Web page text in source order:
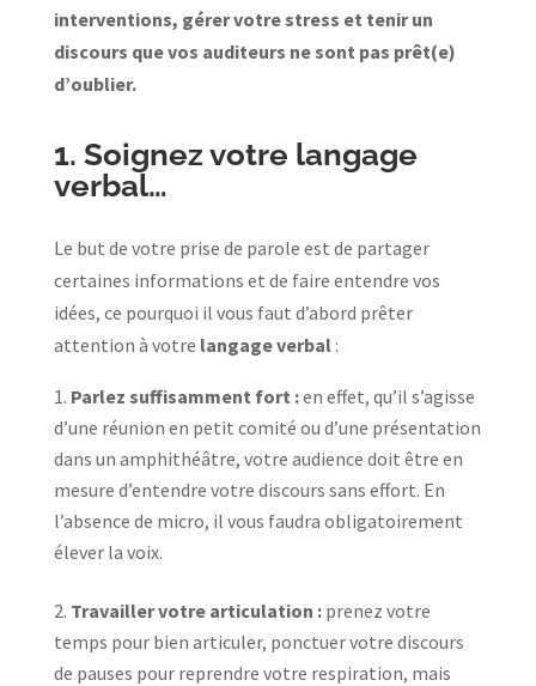
interventions, gérer votre stress et tenir un
discours que vos auditeurs ne sont pas prêt(e)
d’oublier.
1. Soignez votre langage
verbal…
Le but de votre prise de parole est de partager
certaines informations et de faire entendre vos
idées, ce pourquoi il vous faut d’abord prêter
attention à votre langage verbal:
Parlez suffisamment fort :en effet, qu’il s’agisse
d’une réunion en petit comité ou d’une présentation
dans un amphithéâtre, votre audience doit être en
mesure d’entendre votre discours sans effort. En
l’absence de micro, il vous faudra obligatoirement
élever la voix.
Travailler votre articulation : prenez votre
temps pour bien articuler, ponctuer votre discours
de pauses pour reprendre votre respiration, mais